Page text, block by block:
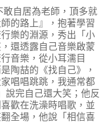
自居為老師，頂多就
的路上』，抱著學習
樂的淵源，秀出「小
還透露自己音樂啟蒙
音樂，從小耳濡目
陶喆的《找自己》，
唱唱跳跳，我通常都
說完自己還大笑；他反
歡在洗澡時唱歌，並
全場，他說「相信喜